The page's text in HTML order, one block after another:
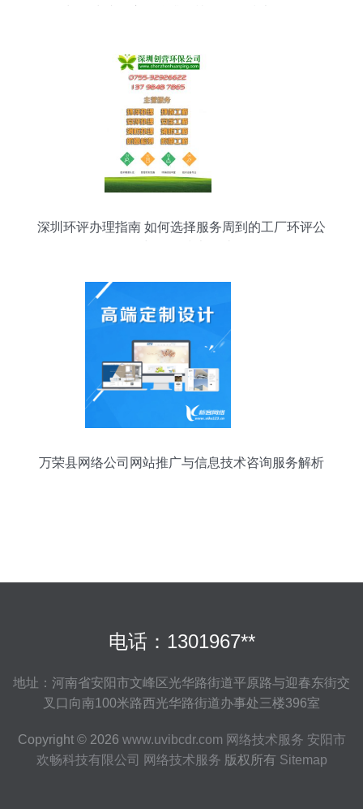
深圳环评办理指南 如何选择服务周到的工厂环评公
万荣县网络公司网站推广与信息技术咨询服务解析
电话：1301967**
地址：河南省安阳市文峰区光华路街道平原路与迎春东街交
叉口向南100米路西光华路街道办事处三楼396室
Copyright © 2026 www.uvibcdr.com 网络技术服务 安阳市
欢畅科技有限公司
网络技术服务 版权所有 Sitemap